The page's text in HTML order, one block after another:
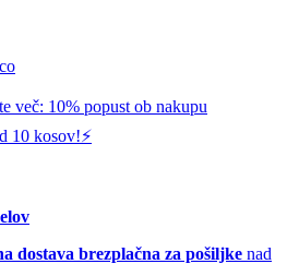
več: 10% popust ob nakupu
10 kosov!⚡️
dostava brezplačna za pošiljke nad